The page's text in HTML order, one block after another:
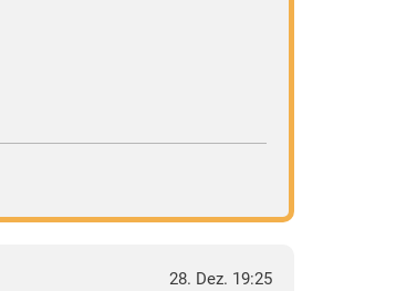
28. Dez. 19:25